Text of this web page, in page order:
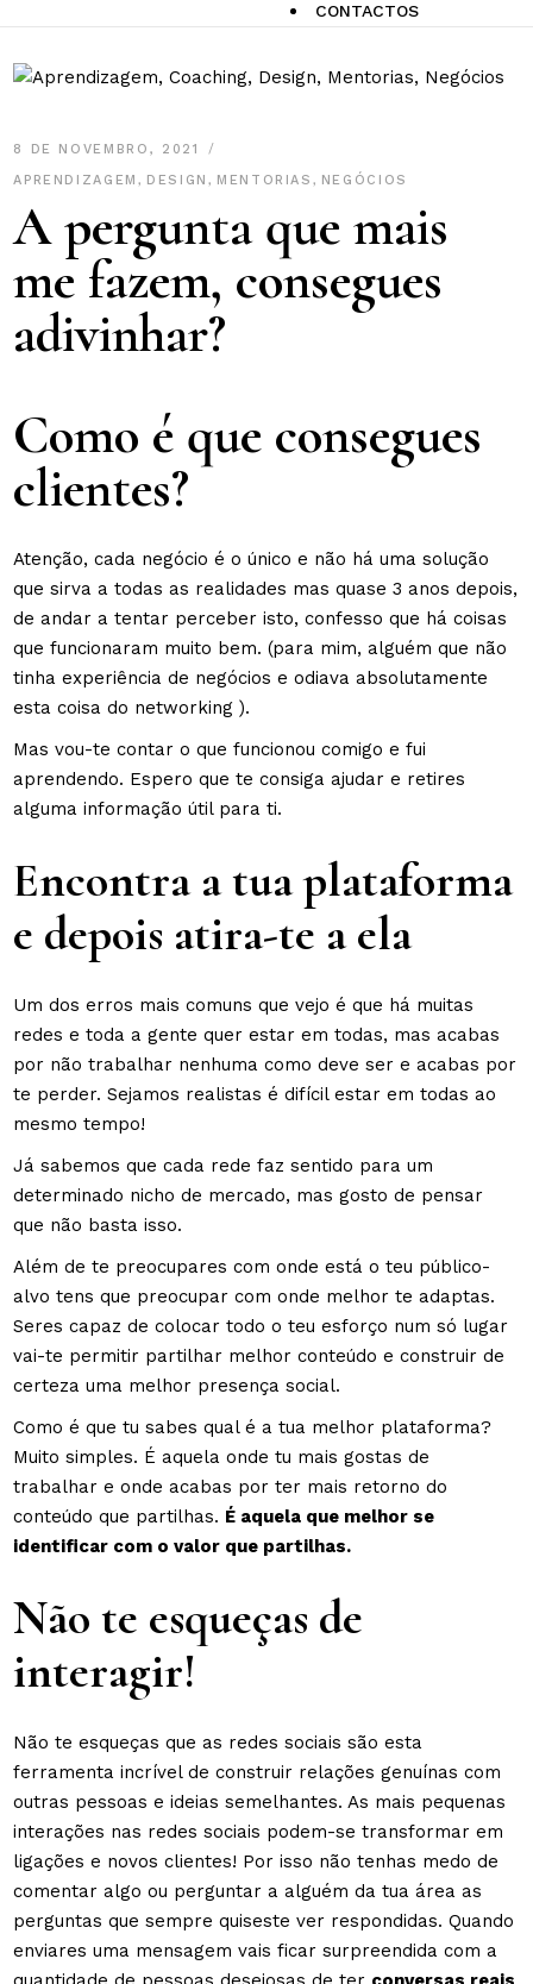
CONTACTOS
8 DE NOVEMBRO, 2021
APRENDIZAGEM, DESIGN , MENTORIAS , NEGÓCIOS
A pergunta que mais
me fazem, consegues
adivinhar?
Como é que consegues
clientes?
Atenção, cada negócio é o único e não há uma solução
que sirva a todas as realidades mas quase 3 anos depois,
de andar a tentar perceber isto, confesso que há coisas
que funcionaram muito bem. (para mim, alguém que não
tinha experiência de negócios e odiava absolutamente
esta coisa do networking ).
Mas vou-te contar o que funcionou comigo e fui
aprendendo. Espero que te consiga ajudar e retires
alguma informação útil para ti.
Encontra a tua plataforma
e depois atira-te a ela
Um dos erros mais comuns que vejo é que há muitas
redes e toda a gente quer estar em todas, mas acabas
por não trabalhar nenhuma como deve ser e acabas por
te perder. Sejamos realistas é difícil estar em todas ao
mesmo tempo!
Já sabemos que cada rede faz sentido para um
determinado nicho de mercado, mas gosto de pensar
que não basta isso.
Além de te preocupares com onde está o teu público-
alvo tens que preocupar com onde melhor te adaptas.
Seres capaz de colocar todo o teu esforço num só lugar
vai-te permitir partilhar melhor conteúdo e construir de
certeza uma melhor presença social.
Como é que tu sabes qual é a tua melhor plataforma?
Muito simples. É aquela onde tu mais gostas de
trabalhar e onde acabas por ter mais retorno do
conteúdo que partilhas. É aquela que melhor se
identificar com o valor que partilhas.
Não te esqueças de
interagir!
Não te esqueças que as redes sociais são esta
ferramenta incrível de construir relações genuínas com
outras pessoas e ideias semelhantes. As mais pequenas
interações nas redes sociais podem-se transformar em
ligações e novos clientes! Por isso não tenhas medo de
comentar algo ou perguntar a alguém da tua área as
perguntas que sempre quiseste ver respondidas. Quando
enviares uma mensagem vais ficar surpreendida com a